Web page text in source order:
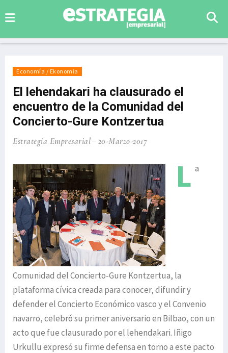
Economía / Ekonomia
El lehendakari ha clausurado el
encuentro de la Comunidad del
Concierto-Gure Kontzertua
Estrategia Empresarial 20-Marzo-2017
L a
Comunidad del Concierto-Gure Kontzertua, la
plataforma cívica creada para conocer, difundir y
defender el Concierto Económico vasco y el Convenio
navarro, celebró su primer aniversario en Bilbao, con un
acto que fue clausurado por el lehendakari. Iñigo
Urkullu expresó su firme defensa en torno a este pacto